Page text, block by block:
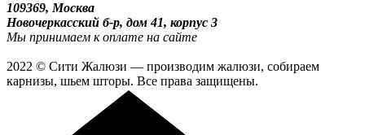
109369, Москва
Новочеркасский б-р, дом 41, корпус 3
Мы принимаем к оплате на сайте
2022 © Сити Жалюзи — производим жалюзи, собираем
карнизы, шьем шторы. Все права защищены.